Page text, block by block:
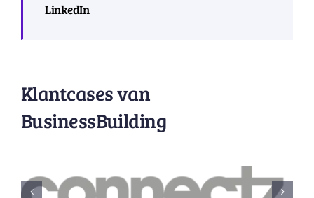
LinkedIn
Klantcases van
BusinessBuilding